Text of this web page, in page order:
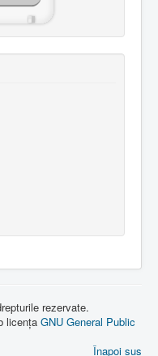
rezervate.
licența GNU General Public
Înapoi sus